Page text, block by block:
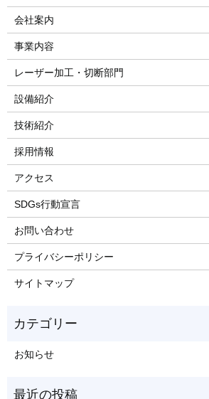
会社案内
事業内容
レーザー加工・切断部門
設備紹介
技術紹介
採用情報
アクセス
SDGs行動宣言
お問い合わせ
プライバシーポリシー
サイトマップ
お知らせ